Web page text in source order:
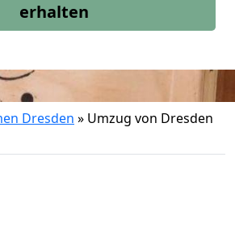
erhalten
Dresden » Umzug von Dresden